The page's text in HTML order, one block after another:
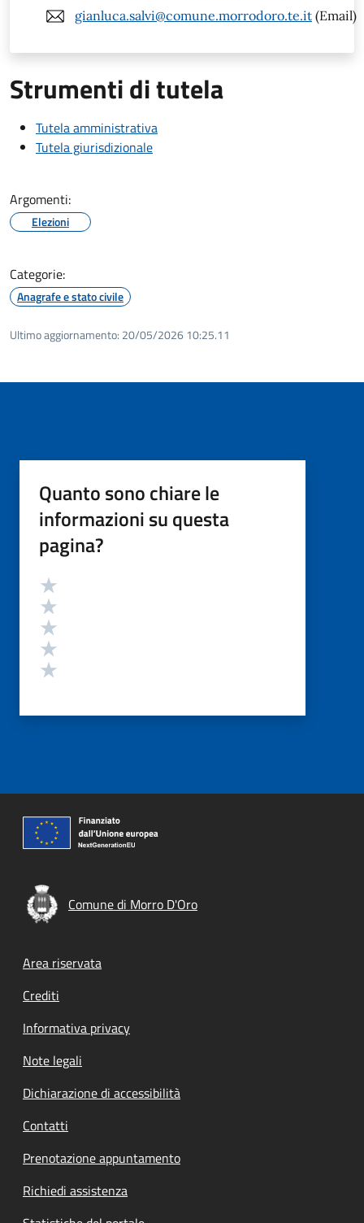
gianluca.salvi@comune.morrodoro.te.it (Email)
Strumenti di tutela
Tutela amministrativa
Tutela giurisdizionale
Argomenti:
Elezioni
Categorie:
Anagrafe e stato civile
Ultimo aggiornamento: 20/05/2026 10:25.11
Quanto sono chiare le
informazioni su questa
pagina?
Valutazione
Comune di Morro D'Oro
Footer menu
Area riservata
Crediti
Informativa privacy
Note legali
Dichiarazione di accessibilità
Contatti
Prenotazione appuntamento
Richiedi assistenza